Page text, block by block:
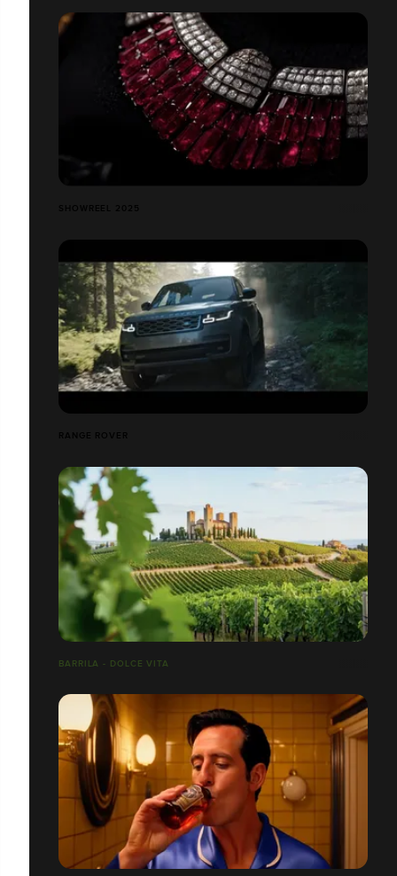
SHOWREEL 2025
RANGE ROVER
BARRILA - DOLCE VITA